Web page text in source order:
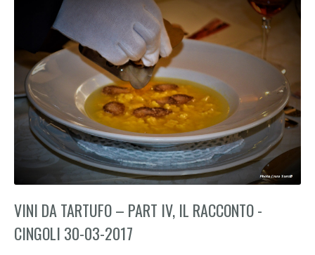
VINI DA TARTUFO – PART IV, IL RACCONTO -
CINGOLI 30-03-2017